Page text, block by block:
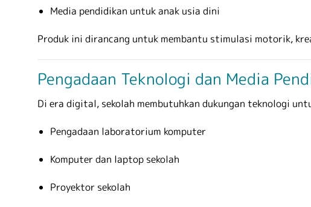
Media pendidikan untuk anak usia dini
Produk ini dirancang untuk membantu stimulasi motorik,
Pengadaan Teknologi dan Media
Di era digital, sekolah membutuhkan dukungan teknologi
Pengadaan laboratorium komputer
Komputer dan laptop sekolah
Proyektor sekolah